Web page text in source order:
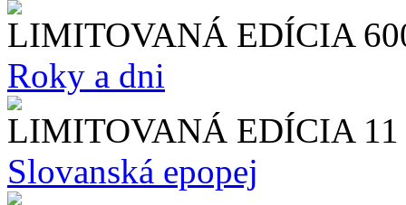
LIMITOVANÁ EDÍCIA
Roky a dni
LIMITOVANÁ EDÍCIA
Slo​vanská epopej